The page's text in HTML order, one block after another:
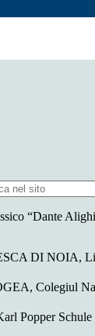
“Dante
DI NOIA,
Colegiul
Popper